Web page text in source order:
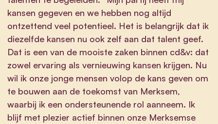
kansen gegeven en we hebben nog altijd
ontzettend veel potentieel. Het is belangrijk dat ik
diezelfde kansen nu ook zelf aan dat talent geef.
Dat is een van de mooiste zaken binnen cd&v: dat
zowel ervaring als vernieuwing kansen krijgen. Nu
wil ik onze jonge mensen volop de kans geven om
te bouwen aan de toekomst van Merksem,
waarbij ik een ondersteunende rol aanneem. Ik
blijf met plezier actief binnen onze Merksemse